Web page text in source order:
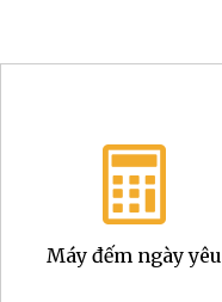
Máy đếm ngày yêu